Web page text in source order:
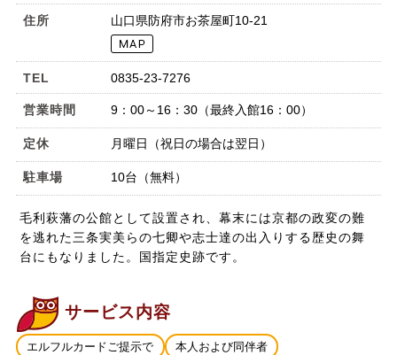
住所 山口県防府市お茶屋町10-21
TEL 0835-23-7276
営業時間 9：00～16：30（最終入館16：00）
定休 月曜日（祝日の場合は翌日）
駐車場 10台（無料）
毛利萩藩の公館として設置され、幕末には京都の政変の難
を逃れた三条実美らの七卿や志士達の出入りする歴史の舞
台にもなりました。国指定史跡です。
サービス内容
エルフルカードご提示で 本人および同伴者